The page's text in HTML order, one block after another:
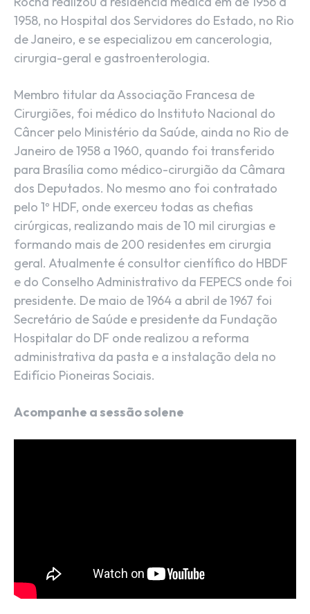
1958, no Hospital dos Servidores do Estado, no Rio
de Janeiro, e se especializou em cancerologia,
cirurgia-geral e gastroenterologia.
Membro titular da Associação Francesa de
Cirurgiões, foi médico do Instituto Nacional do
Câncer pelo Ministério da Saúde, ainda no Rio de
Janeiro de 1958 a 1960, quando foi transferido
para Brasília como médico-cirurgião da Câmara
dos Deputados. No mesmo ano foi contratado
pelo 1º HDF, onde exerceu todas as chefias
cirúrgicas, realizando mais de 10 mil cirurgias e
formando mais de 200 residentes em cirurgia
geral. Atualmente é consultor científico do HBDF
e do Conselho Administrativo da FEPECS onde foi
presidente. De maio de 1964 a abril de 1967 foi
Secretário de Saúde e presidente da Fundação
Hospitalar do DF onde realizou a reforma
administrativa da pasta e a instalação dela no
Edifício Pioneiras Sociais.
Acompanhe a sessão solene